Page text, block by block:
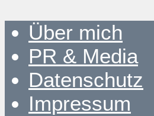
Über mich
PR & Media
Datenschutz
Impressum